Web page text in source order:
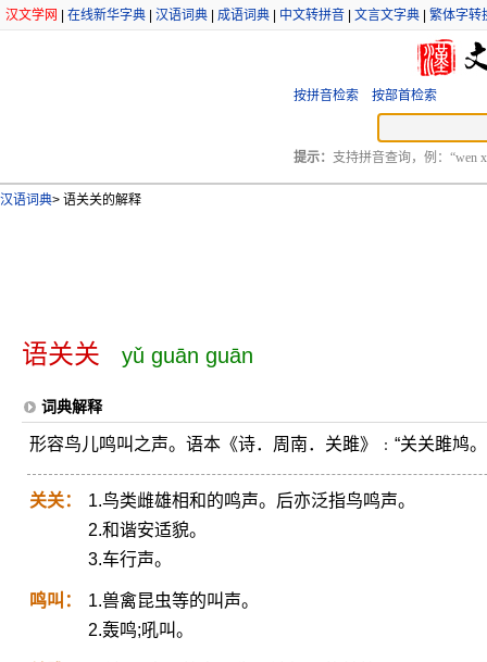
汉文学网 在线新华字典 汉语词典 成语词典 中文转拼音 文言文字典 繁体字转
按拼音检索 按部首检索
提示： 支持拼音查询，例：“wen
汉语词典> 语关关的解释
语关关 yǔ guān guān
词典解释
形容鸟儿鸣叫之声。语本《诗．周南．关雎》﹕“关关雎鸠。
关关：
1.鸟类雌雄相和的鸣声。后亦泛指鸟鸣声。
2.和谐安适貌。
3.车行声。
鸣叫：
1.兽禽昆虫等的叫声。
2.轰鸣;吼叫。